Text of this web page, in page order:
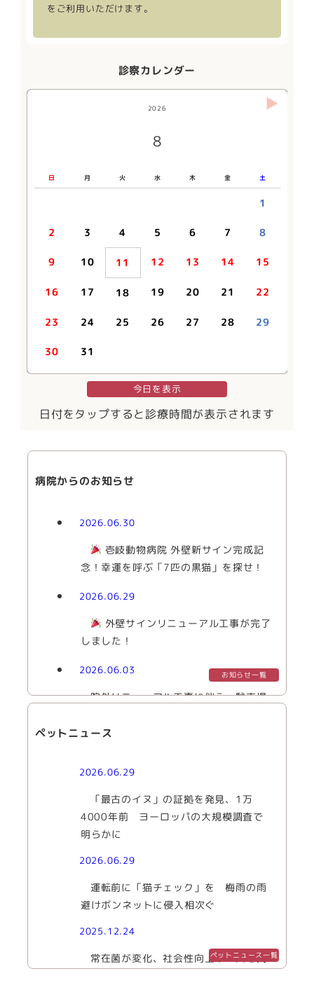
をご利用いただけます。
診察カレンダー
2026
8
日 月 火 水 木 金 土
1
2 3 4 5 6 7 8
9 10 11 12 13 14 15
16 17 18 19 20 21 22
23 24 25 26 27 28 29
30 31
2026
9
日 月 火 水 木 金 土
5
6 7 8 9 10 11 12
13 14 15 16 17 18 19
20 21 22 23 24 25 26
27 28 29 30
2026
10
日 月 火 水 木 金 土
3
4 5 6 7 8 9 10
11 12 13 14 15 16 17
18 19 20 21 22 23 24
25 26 27 28 29 30 31
2026
11
日 月 火 水 木 金 土
7
8 9 10 11 12 13 14
15 16 17 18 19 20 21
22 23 24 25 26 27 28
29 30
2026
12
日 月 火 水 木 金 土
5
6 7 8 9 10 11 12
13 14 15 16 17 18 19
20 21 22 23 24 25 26
27 28 29 30 31
2027
1
日 月 火 水 木 金 土
2
3 4 5 6 7 8 9
10 11 12 13 14 15 16
17 18 19 20 21 22 23
24 25 26 27 28 29 30
31
今日を表示
日付をタップすると診療時間が表示されます
病院からのお知らせ
お知らせ一覧
2026.06.30
壱岐動物病院 外壁新サイン完成記
念！幸運を呼ぶ「7匹の黒猫」を探せ！
2026.06.29
外壁サインリニューアル工事が完了
しました！
2026.06.03
院外リニューアル工事に伴う、駐車場
ペットニュース
ペットニュース一覧
2026.06.29
「最古のイヌ」の証拠を発見、1万
4000年前 ヨーロッパの大規模調査で
明らかに
2026.06.29
運転前に「猫チェック」を 梅雨の雨
避けボンネットに侵入相次ぐ
2025.12.24
常在菌が変化、社会性向上か 犬を飼